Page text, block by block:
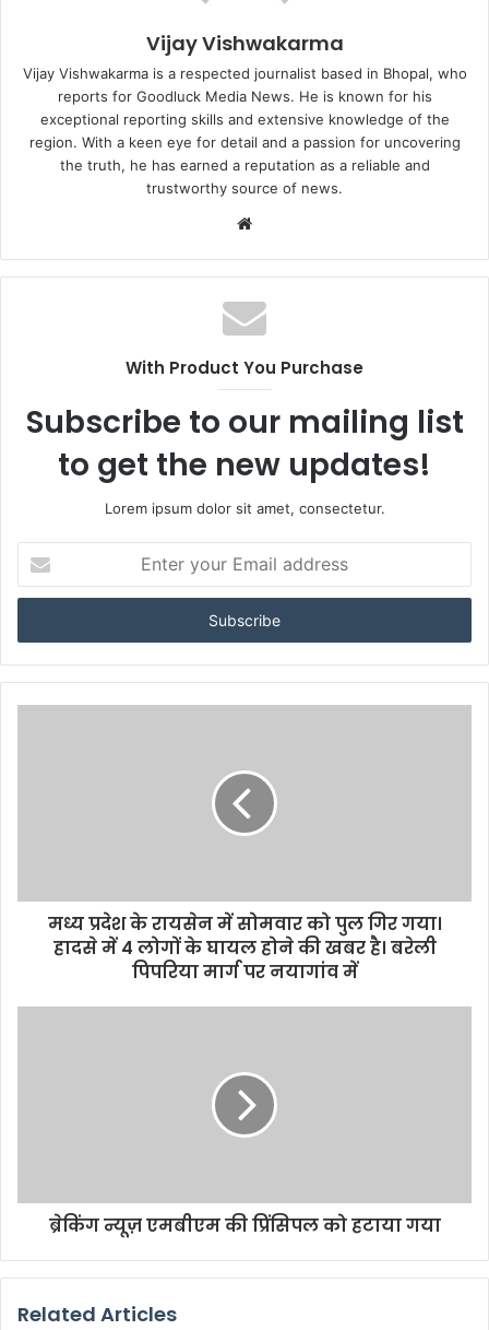
Vijay Vishwakarma
Vijay Vishwakarma is a respected journalist based in Bhopal, who
reports for Goodluck Media News. He is known for his
exceptional reporting skills and extensive knowledge of the
region. With a keen eye for detail and a passion for uncovering
the truth, he has earned a reputation as a reliable and
trustworthy source of news.
Website
With Product You Purchase
Subscribe to our mailing list
to get the new updates!
Lorem ipsum dolor sit amet, consectetur.
your
Email
मध्य प्रदेश के रायसेन में सोमवार को पुल गिर गया।
हादसे में 4 लोगों के घायल होने की खबर है। बरेली
पिपरिया मार्ग पर नयागांव में
ब्रेकिंग न्यूज़ एमबीएम की प्रिंसिपल को हटाया गया
Related Articles